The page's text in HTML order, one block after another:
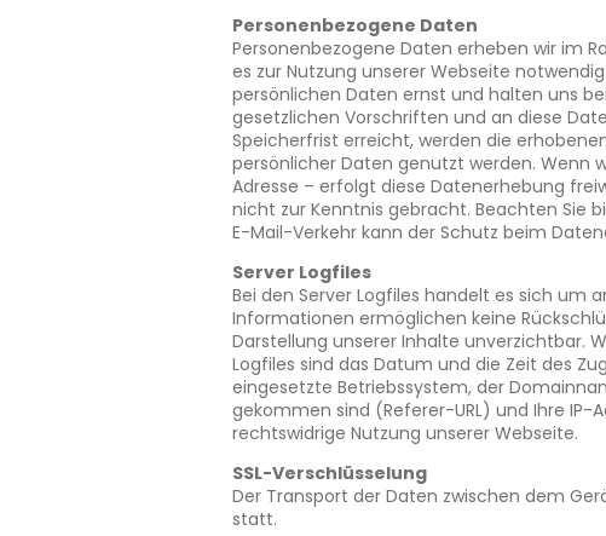
Personenbezogene Daten
Personenbezogene Daten erheben wir im
es zur Nutzung unserer Webseite
persönlichen Daten ernst und halten uns
gesetzlichen Vorschriften und an diese
Speicherfrist erreicht, werden die
persönlicher Daten genutzt werden. Wenn
Adresse – erfolgt diese Datenerhebung
nicht zur Kenntnis gebracht. Beachten Sie
E-Mail-Verkehr kann der Schutz beim
Server Logfiles
Bei den Server Logfiles handelt es sich um
Informationen ermöglichen keine
Darstellung unserer Inhalte unverzichtbar.
Logfiles sind das Datum und die Zeit des
eingesetzte Betriebssystem, der
gekommen sind (Referer-URL) und Ihre
rechtswidrige Nutzung unserer Webseite.
SSL-Verschlüsselung
Der Transport der Daten zwischen dem
statt.